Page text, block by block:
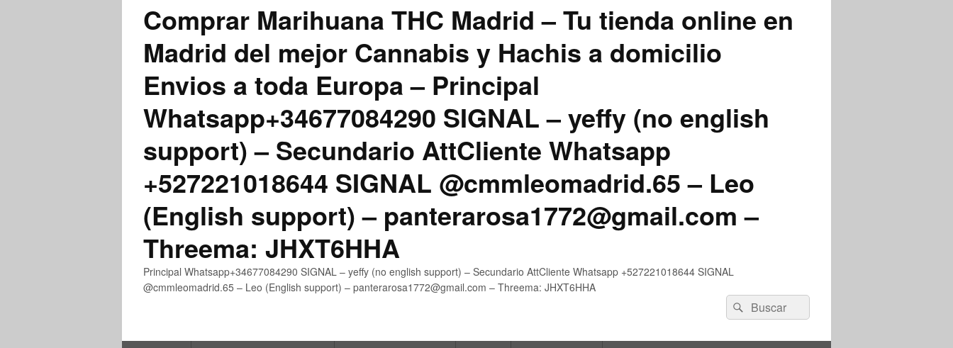
Comprar Marihuana THC Madrid – Tu tienda online en
Madrid del mejor Cannabis y Hachis a domicilio
Envios a toda Europa – Principal
Whatsapp+34677084290 SIGNAL – yeffy (no english
support) – Secundario AttCliente Whatsapp
+527221018644 SIGNAL @cmmleomadrid.65 – Leo
(English support) – panterarosa1772@gmail.com –
Threema: JHXT6HHA
Principal Whatsapp+34677084290 SIGNAL – yeffy (no english support) – Secundario AttCliente Whatsapp +527221018644 SIGNAL
@cmmleomadrid.65 – Leo (English support) – panterarosa1772@gmail.com – Threema: JHXT6HHA
Buscar
por:
Buscar